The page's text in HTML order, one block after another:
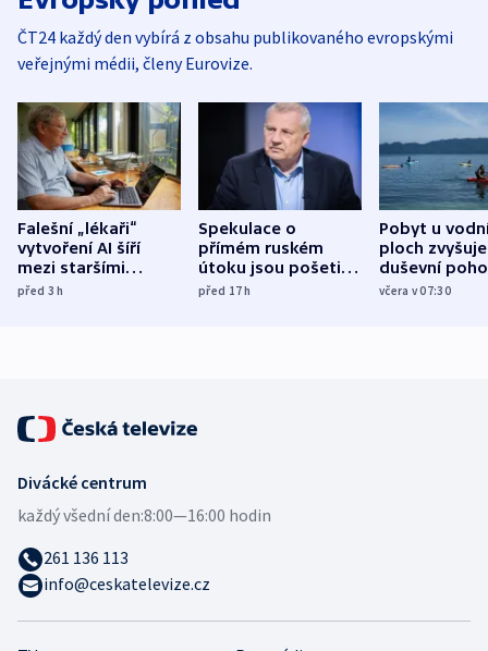
ČT24 každý den vybírá z obsahu publikovaného evropskými
veřejnými médii, členy Eurovize.
Falešní „lékaři“
vytvoření AI šíří
mezi staršími
Poláky nebezpečné
před 3h
Spekulace o
přímém ruském
útoku jsou pošetilé,
míní estonský
před 17h
Pobyt u
ploch zvyšuje
duševní
ukázala
včera v 07:30
Divácké centrum
každý všední den:8:00—16:00 hodin
261 136 113
info@ceskatelevize.cz